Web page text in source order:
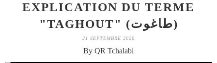
EXPLICATION DU TERME
"TAGHOUT" (طاغوت)
21 SEPTEMBRE 2020
By QR Tchalabi